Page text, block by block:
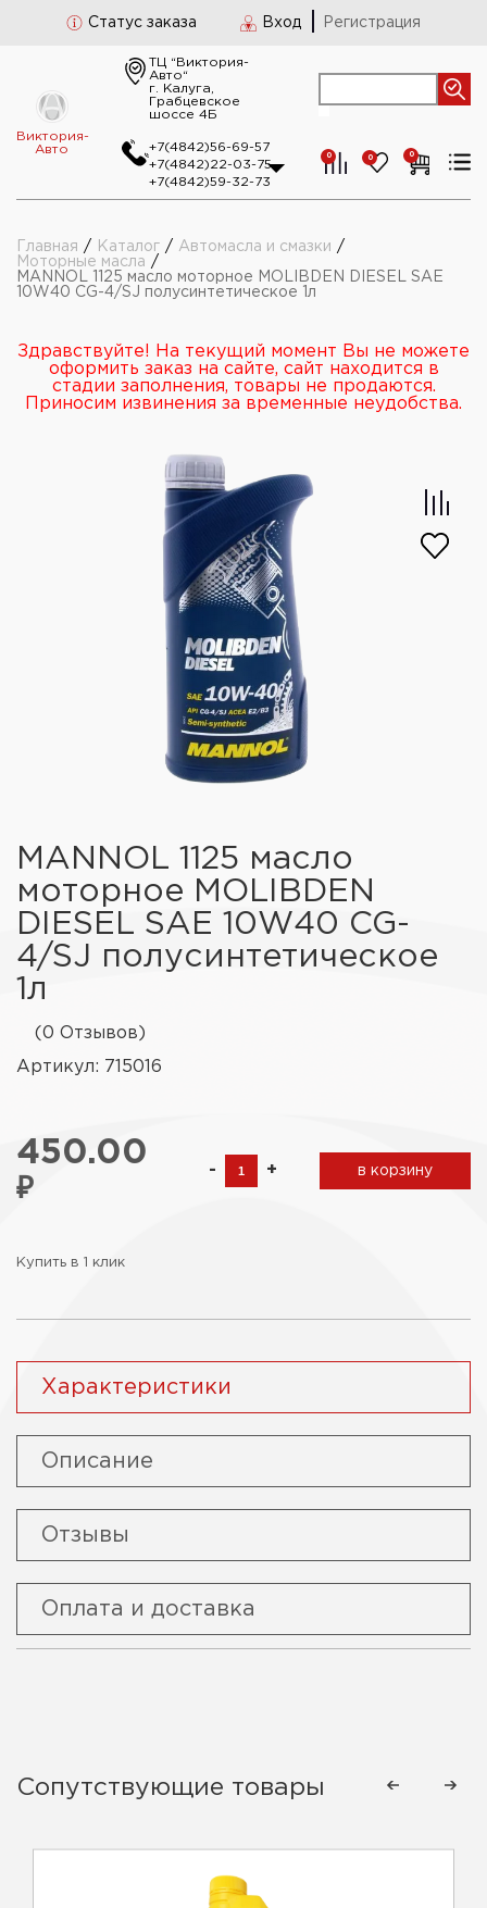
Статус заказа Вход Регистрация
Виктория-
Авто
ТЦ “Виктория-
Авто“
г. Калуга,
Грабцевское
шоссе 4Б
+7(4842)56-69-57
+7(4842)22-03-75
+7(4842)59-32-73
0 0 0
Главная / Каталог / Автомасла и смазки /
Моторные масла /
MANNOL 1125 масло моторное MOLIBDEN DIESEL SAE
10W40 CG-4/SJ полусинтетическое 1л
Здравствуйте! На текущий момент Вы не можете
оформить заказ на сайте, сайт находится в
стадии заполнения, товары не продаются.
Приносим извинения за временные неудобства.
MANNOL 1125 масло
моторное MOLIBDEN
DIESEL SAE 10W40 CG-
4/SJ полусинтетическое
1л
(0 Отзывов)
Артикул: 715016
450.00
₽
- + в корзину
Купить в 1 клик
Характеристики
Описание
Отзывы
Оплата и доставка
Сопутствующие товары